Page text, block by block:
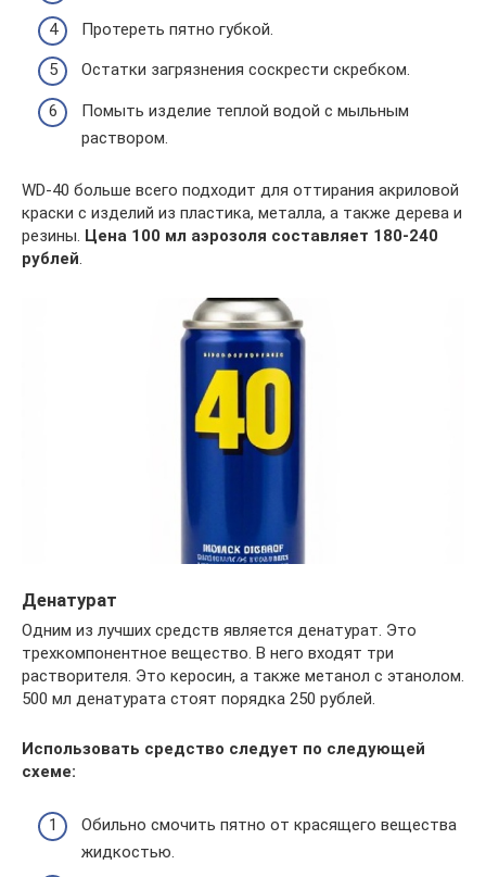
Протереть пятно губкой.
Остатки загрязнения соскрести скребком.
Помыть изделие теплой водой с мыльным
раствором.
WD-40 больше всего подходит для оттирания акриловой
краски с изделий из пластика, металла, а также дерева и
резины. Цена 100 мл аэрозоля составляет 180-240
рублей.
Денатурат
Одним из лучших средств является денатурат. Это
трехкомпонентное вещество. В него входят три
растворителя. Это керосин, а также метанол с этанолом.
500 мл денатурата стоят порядка 250 рублей.
Использовать средство следует по следующей
схеме:
Обильно смочить пятно от красящего вещества
жидкостью.